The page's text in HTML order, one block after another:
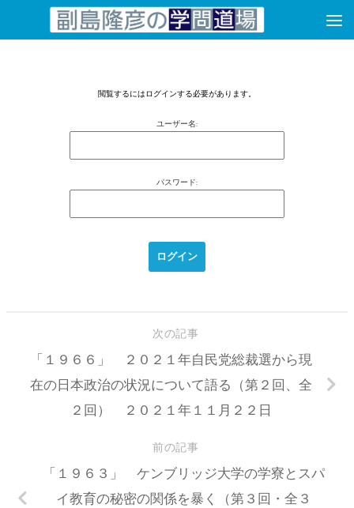
コンテンツへスキップ
閲覧するにはログインする必要があります。
ユーザー名:
パスワード:
次の記事
「１９６６」 ２０２１年自民党総裁選から現
在の日本政治の状況について語る（第２回、全
２回） ２０２１年１１月２２日
前の記事
「１９６３」 ケンブリッジ大学の学寮とスパ
イ教育の秘密の関係を暴く（第３回・全３